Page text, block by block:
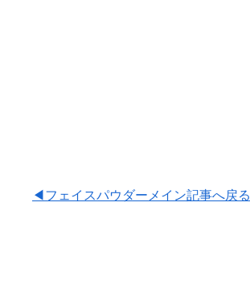
◀フェイスパウダー メイン記事へ戻る